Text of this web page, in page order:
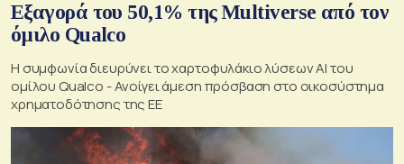
Εξαγορά του 50,1% της Multiverse από τον
όμιλο Qualco
Η συμφωνία διευρύνει το χαρτοφυλάκιο λύσεων ΑΙ του
ομίλου Qualco - Ανοίγει άμεση πρόσβαση στο οικοσύστημα
χρηματοδότησης της ΕΕ